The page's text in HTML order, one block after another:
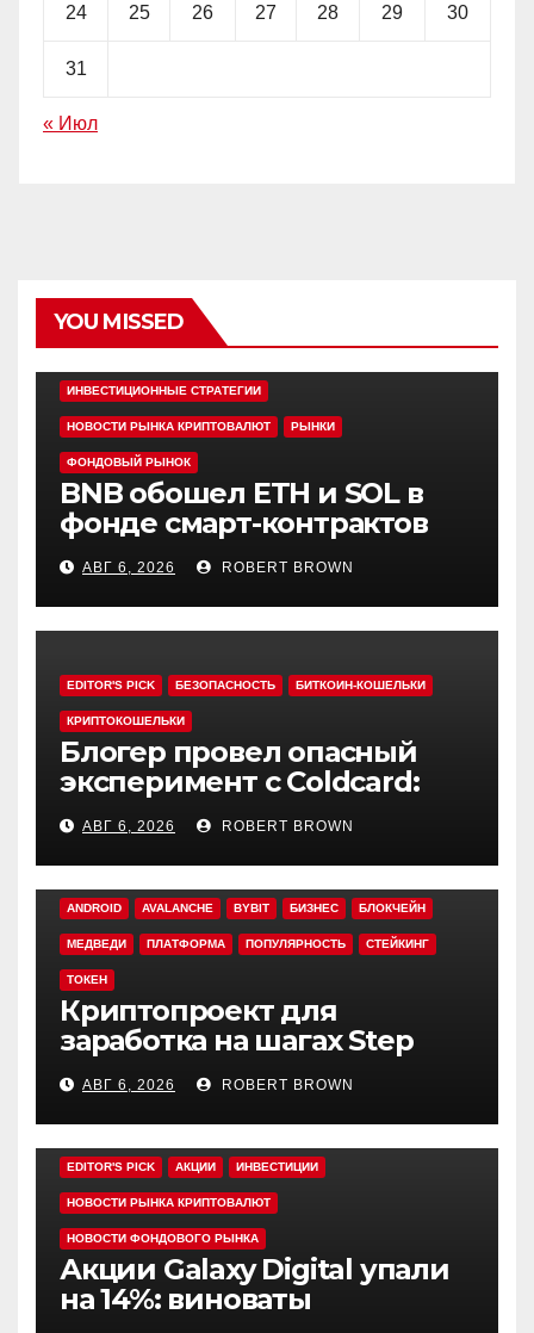
24 25 26 27 28 29 30
31
« Июл
YOU MISSED
ИНВЕСТИЦИОННЫЕ СТРАТЕГИИ
НОВОСТИ РЫНКА КРИПТОВАЛЮТ РЫНКИ
ФОНДОВЫЙ РЫНОК
BNB обошел ETH и SOL в
фонде смарт-контрактов
Grayscale
АВГ 6, 2026 ROBERT BROWN
EDITOR'S PICK БЕЗОПАСНОСТЬ БИТКОИН-КОШЕЛЬКИ
КРИПТОКОШЕЛЬКИ
Блогер провел опасный
эксперимент с Coldcard:
быстрый взлом уязвимого
кошелька
АВГ 6, 2026 ROBERT BROWN
ANDROID AVALANCHE BYBIT БИЗНЕС БЛОКЧЕЙН
МЕДВЕДИ ПЛАТФОРМА ПОПУЛЯРНОСТЬ СТЕЙКИНГ
ТОКЕН
Криптопроект для
заработка на шагах Step
App закрывается спустя
четыре года работы
АВГ 6, 2026 ROBERT BROWN
EDITOR'S PICK АКЦИИ ИНВЕСТИЦИИ
НОВОСТИ РЫНКА КРИПТОВАЛЮТ
НОВОСТИ ФОНДОВОГО РЫНКА
Акции Galaxy Digital упали
на 14%: виноваты